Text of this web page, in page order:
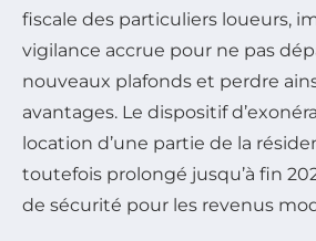
fiscale des particuliers loueurs,
vigilance accrue pour ne pas
nouveaux plafonds et perdre
avantages. Le dispositif
location d’une partie de la
toutefois prolongé jusqu’à fin
de sécurité pour les revenus